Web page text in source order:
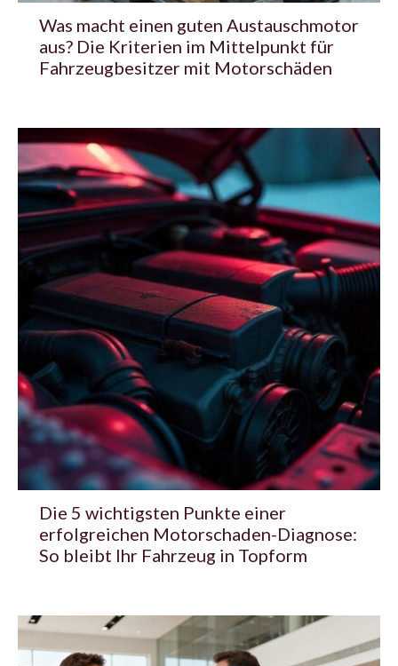
Was macht einen guten Austauschmotor
aus? Die Kriterien im Mittelpunkt für
Fahrzeugbesitzer mit Motorschäden
Die 5 wichtigsten Punkte einer
erfolgreichen Motorschaden-Diagnose:
So bleibt Ihr Fahrzeug in Topform